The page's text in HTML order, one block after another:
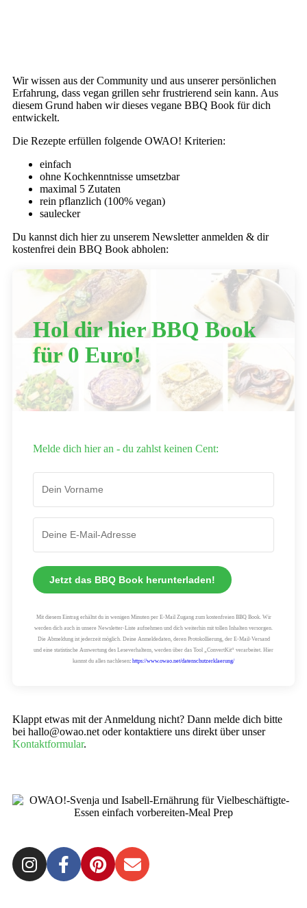
Wir wissen aus der Community und aus unserer persönlichen
Erfahrung, dass vegan grillen sehr frustrierend sein kann. Aus
diesem Grund haben wir dieses vegane BBQ Book für dich
entwickelt.
Die Rezepte erfüllen folgende OWAO! Kriterien:
einfach
ohne Kochkenntnisse umsetzbar
maximal 5 Zutaten
rein pflanzlich (100% vegan)
saulecker
Du kannst dich hier zu unserem Newsletter anmelden & dir
kostenfrei dein BBQ Book abholen:
Hol dir hier BBQ Book
für 0 Euro!
Melde dich hier an - du zahlst keinen Cent:
Jetzt das BBQ Book herunterladen!
Mit diesem Eintrag erhältst du in wenigen Minuten per E-Mail Zugang zum kostenfreien BBQ Book. Wir
werden dich auch in unsere Newsletter-Liste aufnehmen und dich weiterhin mit tollen Inhalten versorgen.
Die Abmeldung ist jederzeit möglich. Deine Anmeldedaten, deren Protokollierung, der E-Mail-Versand
und eine statistische Auswertung des Leseverhaltens, werden über das Tool „ConvertKit“ verarbeitet. Hier
kannst du alles nachlesen: https://www.owao.net/datenschutzerklaerung/
Klappt etwas mit der Anmeldung nicht? Dann melde dich bitte
bei hallo@owao.net oder kontaktiere uns direkt über unser
Kontaktformular.